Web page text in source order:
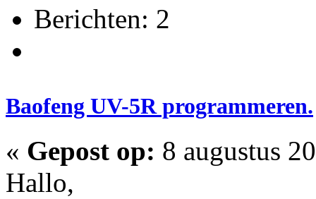
Berichten: 2
Baofeng UV-5R programmeren.
« Gepost op: 8 augustus
Hallo,